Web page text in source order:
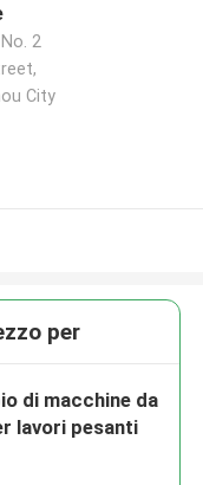
2
City
per
di macchine da
lavori pesanti